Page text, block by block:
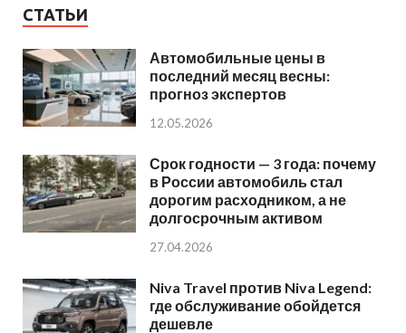
СТАТЬИ
Автомобильные цены в
последний месяц весны:
прогноз экспертов
12.05.2026
Срок годности — 3 года: почему
в России автомобиль стал
дорогим расходником, а не
долгосрочным активом
27.04.2026
Niva Travel против Niva Legend:
где обслуживание обойдется
дешевле